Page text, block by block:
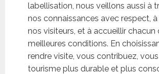
labellisation, nous veillons aussi à
nos connaissances avec respect, à
nos visiteurs, et à accueillir chacun
meilleures conditions. En
rendre visite, vous contribuez, vous
tourisme plus durable et plus